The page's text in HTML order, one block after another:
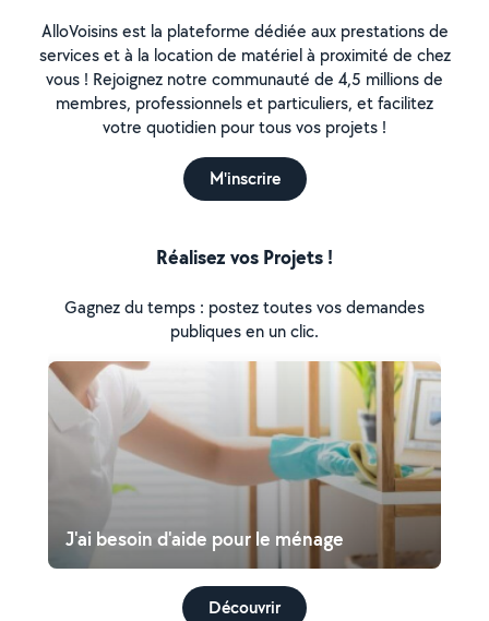
AlloVoisins est la plateforme dédiée aux prestations de
services et à la location de matériel à proximité de chez
vous ! Rejoignez notre communauté de 4,5 millions de
membres, professionnels et particuliers, et facilitez
votre quotidien pour tous vos projets !
M'inscrire
Réalisez vos Projets !
Gagnez du temps : postez toutes vos demandes
publiques en un clic.
J'ai besoin d'aide pour le ménage
Découvrir